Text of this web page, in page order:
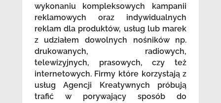
wykonaniu kompleksowych kampanii
reklamowych oraz indywidualnych
reklam dla produktów, usług lub marek
z udziałem dowolnych nośników np.
drukowanych, radiowych,
telewizyjnych, prasowych, czy też
internetowych. Firmy które korzystają z
usług Agencji Kreatywnych próbują
trafić w porywający sposób do